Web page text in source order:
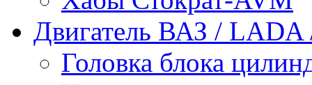
Двигатель ВАЗ / LADA
Головка блока